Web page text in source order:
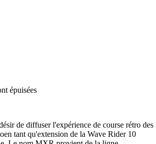
épuisées
de diffuser l'expérience de course rétro des
tant qu'extension de la Wave Rider 10